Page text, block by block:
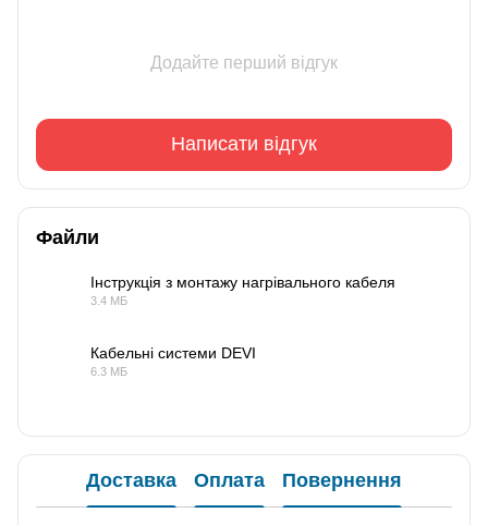
Додайте перший відгук
Написати відгук
Файли
Інструкція з монтажу нагрівального кабеля
3.4 МБ
Кабельні системи DEVI
6.3 МБ
Доставка Оплата Повернення